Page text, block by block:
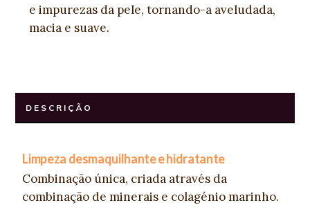
e impurezas da pele, tornando-a aveludada,
macia e suave.
DESCRIÇÃO
Limpeza desmaquilhante e hidratante
Combinação única, criada através da
combinação de minerais e colagénio marinho.